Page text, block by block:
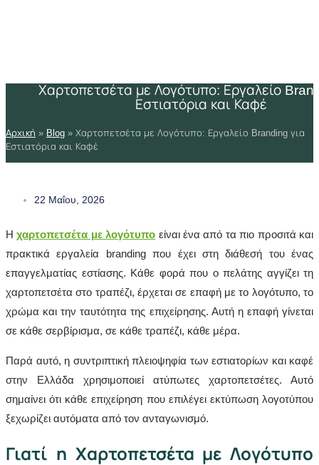
Χαρτοπετσέτα με Λογότυπο: Εργαλείο
Εστιατόρια και Καφέ
Αρχική » Blog » Χαρτοπετσέτα με Λογότυπο: Εργαλείο Branding για
Εστιατόρια και Καφέ
22 Μαΐου, 2026
Ηχαρτοπετσέτα με λογότυπο είναι ένα από τα πιο προσιτά και
πρακτικά εργαλεία branding που έχει στη διάθεσή του ένας
επαγγελματίας εστίασης. Κάθε φορά που ο πελάτης αγγίζει τη
χαρτοπετσέτα στο τραπέζι, έρχεται σε επαφή με το λογότυπο, το
χρώμα και την ταυτότητα της επιχείρησης. Αυτή η επαφή γίνεται
σε κάθε σερβίρισμα, σε κάθε τραπέζι, κάθε μέρα.
Παρά αυτό, η συντριπτική πλειοψηφία των εστιατορίων και καφέ
στην Ελλάδα χρησιμοποιεί ατύπωτες χαρτοπετσέτες. Αυτό
σημαίνει ότι κάθε επιχείρηση που επιλέγει εκτύπωση λογοτύπου
ξεχωρίζει αυτόματα από τον ανταγωνισμό.
Γιατί η Χαρτοπετσέτα με Λογότυπο